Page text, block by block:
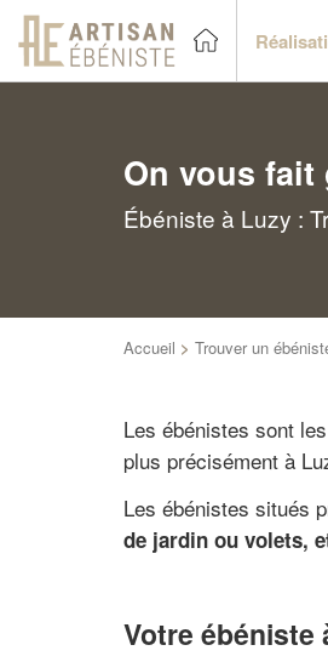
On vous fait
Ébéniste à Luzy :
Accueil > Trouver un
Les ébénistes sont
plus précisément à
Les ébénistes situés
de jardin ou volets,
Votre ébéniste